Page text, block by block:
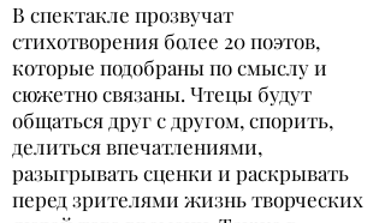
В спектакле прозвучат
стихотворения более 20 поэтов,
которые подобраны по смыслу и
сюжетно связаны. Чтецы будут
общаться друг с другом, спорить,
делиться впечатлениями,
разыгрывать сценки и раскрывать
перед зрителями жизнь творческих